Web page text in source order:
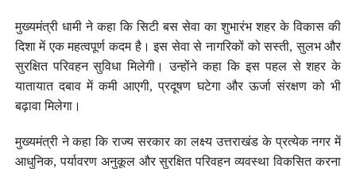
मुख्यमंत्री धामी ने कहा कि सिटी बस सेवा का शुभारंभ शहर के विकास की
दिशा में एक महत्वपूर्ण कदम है। इस सेवा से नागरिकों को सस्ती, सुलभ और
सुरक्षित परिवहन सुविधा मिलेगी। उन्होंने कहा कि इस पहल से शहर के
यातायात दबाव में कमी आएगी, प्रदूषण घटेगा और ऊर्जा संरक्षण को भी
बढ़ावा मिलेगा।
मुख्यमंत्री ने कहा कि राज्य सरकार का लक्ष्य उत्तराखंड के प्रत्येक नगर में
आधुनिक, पर्यावरण अनुकूल और सुरक्षित परिवहन व्यवस्था विकसित करना